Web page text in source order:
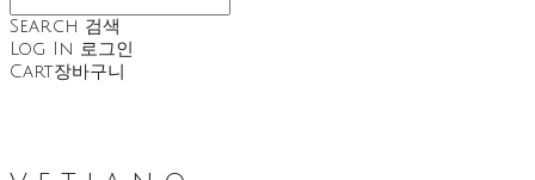
Search 검색
Log In 로그인
Cart장바구니